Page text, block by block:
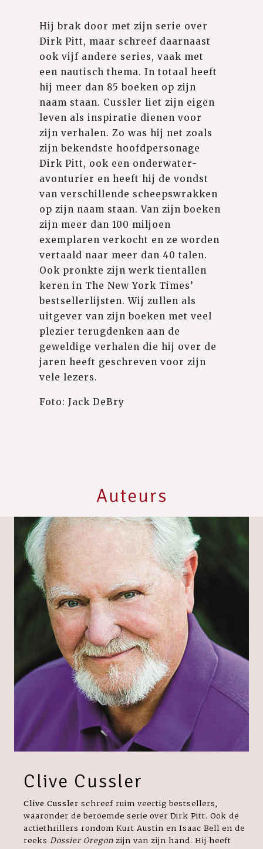
Hij brak door met zijn serie over
Dirk Pitt, maar schreef daarnaast
ook vijf andere series, vaak met
een nautisch thema. In totaal heeft
hij meer dan 85 boeken op zijn
naam staan. Cussler liet zijn eigen
leven als inspiratie dienen voor
zijn verhalen. Zo was hij net zoals
zijn bekendste hoofdpersonage
Dirk Pitt, ook een onderwater-
avonturier en heeft hij de vondst
van verschillende scheepswrakken
op zijn naam staan. Van zijn boeken
zijn meer dan 100 miljoen
exemplaren verkocht en ze worden
vertaald naar meer dan 40 talen.
Ook pronkte zijn werk tientallen
keren in The New York Times’
bestsellerlijsten. Wij zullen als
uitgever van zijn boeken met veel
plezier terugdenken aan de
geweldige verhalen die hij over de
jaren heeft geschreven voor zijn
vele lezers.
Foto: Jack DeBry
Auteurs
Clive Cussler
Clive Cussler schreef ruim veertig bestsellers,
waaronder de beroemde serie over Dirk Pitt. Ook de
actiethrillers rondom Kurt Austin en Isaac Bell en de
reeks Dossier Oregon zijn van zijn hand. Hij heeft